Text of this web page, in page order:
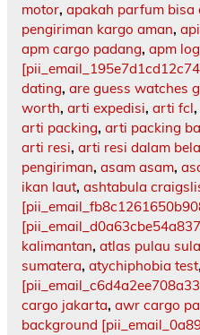
motor, apakah parfum bisa
pengiriman kargo aman,
apm cargo padang, apm
dating, are guess watches
worth, arti expedisi, arti fcl,
arti packing, arti packing
arti resi, arti resi dalam
pengiriman, asam asam,
ikan laut, ashtabula
kalimantan, atlas pulau
sumatera, atychiphobia test,
cargo jakarta, awr cargo
background